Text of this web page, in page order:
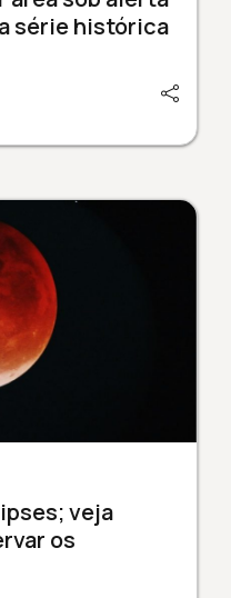
série histórica
veja
os